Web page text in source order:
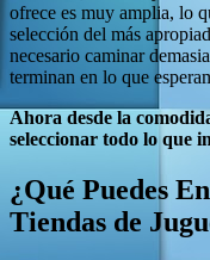
ofrece es muy amplia, lo
selección del más
necesario caminar
terminan en lo que
Ahora desde la
seleccionar todo lo que
¿Qué Puedes
Tiendas de